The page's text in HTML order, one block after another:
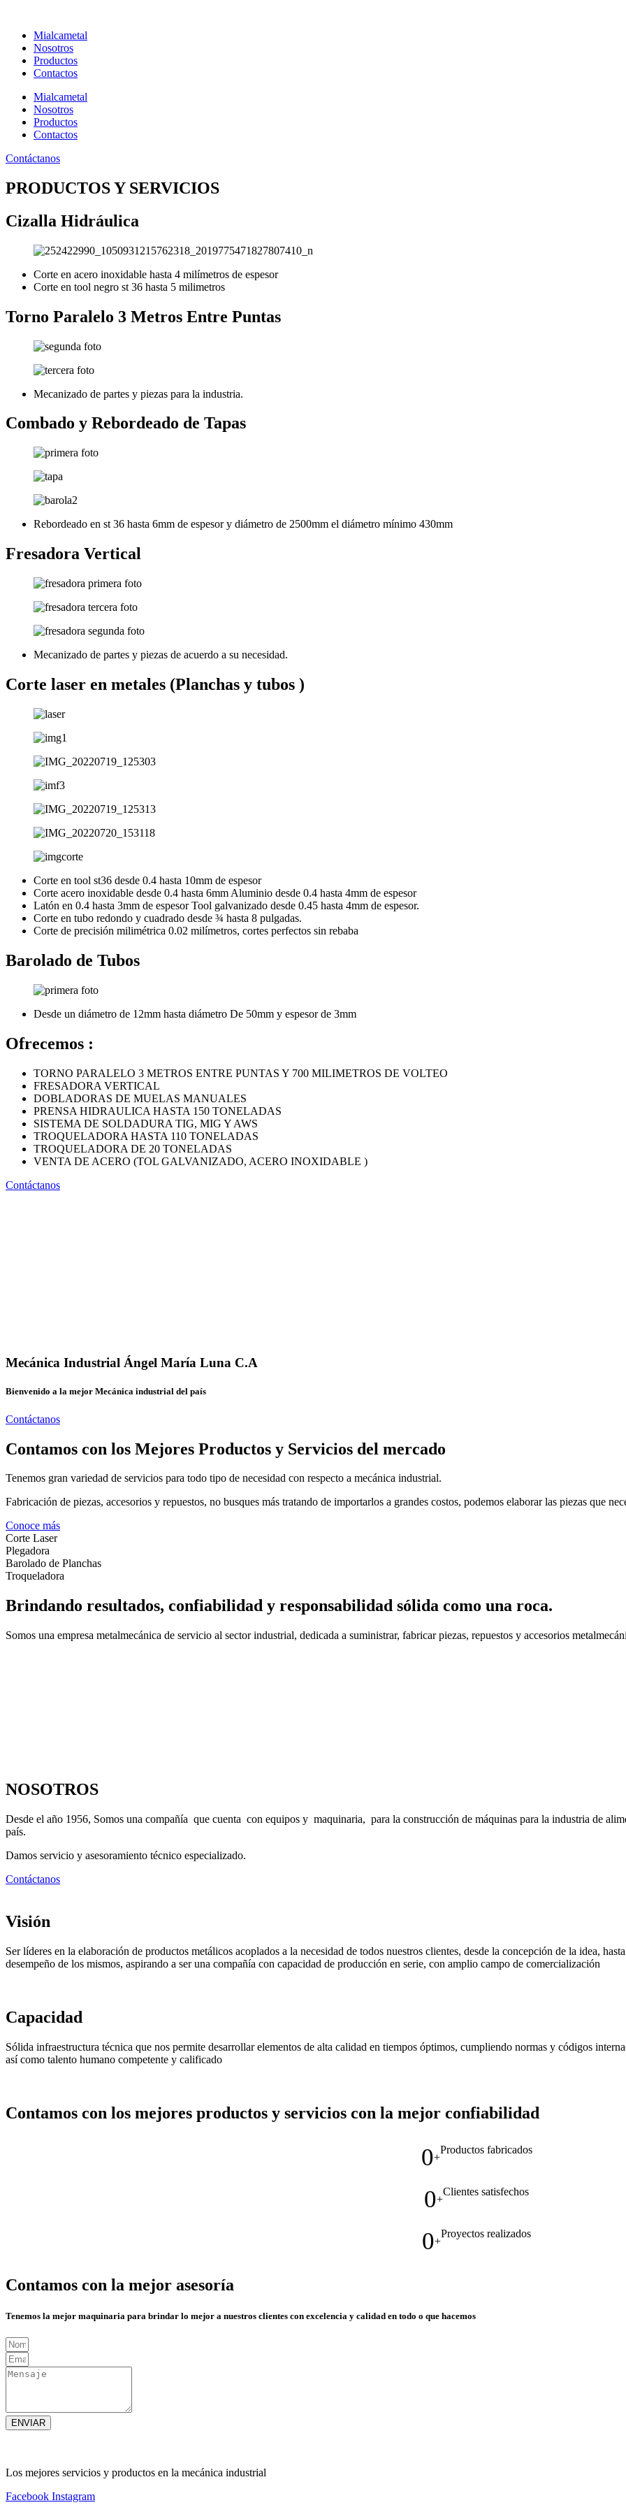
contenidoMialcametal
Nosotros
Productos
Contactos
Mialcametal
Nosotros
Productos
Contactos
Contáctanos
PRODUCTOS Y SERVICIOS
Cizalla Hidráulica
Corte en acero inoxidable hasta 4 milímetros de espesor
Corte en tool negro st 36 hasta 5 milimetros
Torno Paralelo 3 Metros Entre Puntas
Mecanizado de partes y piezas para la industria.
Combado y Rebordeado de Tapas
Rebordeado en st 36 hasta 6mm de espesor y diámetro de 2500mm el diámetro mínimo 430mm
Fresadora Vertical
Mecanizado de partes y piezas de acuerdo a su necesidad.
Corte laser en metales (Planchas y tubos )
Corte en tool st36 desde 0.4 hasta 10mm de espesor
Corte acero inoxidable desde 0.4 hasta 6mm Aluminio desde 0.4 hasta 4mm de espesor
Latón en 0.4 hasta 3mm de espesor Tool galvanizado desde 0.45 hasta 4mm de espesor.
Corte en tubo redondo y cuadrado desde ¾ hasta 8 pulgadas.
Corte de precisión milimétrica 0.02 milímetros, cortes perfectos sin rebaba
Barolado de Tubos
Desde un diámetro de 12mm hasta diámetro De 50mm y espesor de 3mm
Ofrecemos :
TORNO PARALELO 3 METROS ENTRE PUNTAS Y 700 MILIMETROS DE VOLTEO
FRESADORA VERTICAL
DOBLADORAS DE MUELAS MANUALES
PRENSA HIDRAULICA HASTA 150 TONELADAS
SISTEMA DE SOLDADURA TIG, MIG Y AWS
TROQUELADORA HASTA 110 TONELADAS
TROQUELADORA DE 20 TONELADAS
VENTA DE ACERO (TOL GALVANIZADO, ACERO INOXIDABLE )
Contáctanos
Mecánica Industrial Ángel María Luna C.A
Bienvenido a la mejor Mecánica industrial del país
Contáctanos
Contamos con los Mejores Productos y Servicios del mercado
Tenemos gran variedad de servicios para todo tipo de necesidad con respecto a mecánica industrial.
Fabricación de piezas, accesorios y repuestos, no busques más tratando de importarlos a grandes costos, podemos elaborar las piezas que
Conoce más
Corte Laser
Plegadora
Barolado de Planchas
Troqueladora
Brindando resultados, confiabilidad y responsabilidad sólida como una roca.
Somos una empresa metalmecánica de servicio al sector industrial, dedicada a suministrar, fabricar piezas, repuestos y accesorios
NOSOTROS
Desde el año 1956, Somos una compañía que cuenta con equipos y maquinaria, para la construcción de máquinas para la industria de
país.
Damos servicio y asesoramiento técnico especializado.
Contáctanos
Visión
Ser líderes en la elaboración de productos metálicos acoplados a la necesidad de todos nuestros clientes, desde la concepción de la idea,
desempeño de los mismos, aspirando a ser una compañía con capacidad de producción en serie, con amplio campo de comercialización
Capacidad
Sólida infraestructura técnica que nos permite desarrollar elementos de alta calidad en tiempos óptimos, cumpliendo normas y códigos
así como talento humano competente y calificado
Contamos con los mejores productos y servicios con la mejor confiabilidad
0+
Productos fabricados
0+
Clientes satisfechos
0+
Proyectos realizados
Contamos con la mejor asesoría
Tenemos la mejor maquinaria para brindar lo mejor a nuestros clientes con excelencia y calidad en todo o que hacemos
ENVIAR
Los mejores servicios y productos en la mecánica industrial
Facebook Instagram